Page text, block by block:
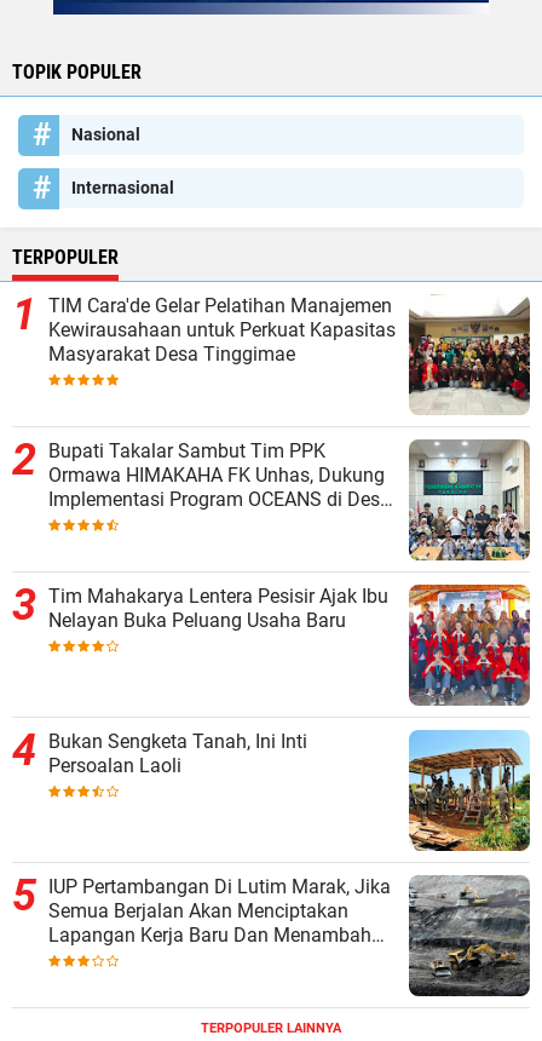
TOPIK POPULER
Nasional
Internasional
TERPOPULER
TIM Cara'de Gelar Pelatihan Manajemen
Kewirausahaan untuk Perkuat Kapasitas
Masyarakat Desa Tinggimae
Bupati Takalar Sambut Tim PPK
Ormawa HIMAKAHA FK Unhas, Dukung
Implementasi Program OCEANS di Desa
Popo
Tim Mahakarya Lentera Pesisir Ajak Ibu
Nelayan Buka Peluang Usaha Baru
Bukan Sengketa Tanah, Ini Inti
Persoalan Laoli
IUP Pertambangan Di Lutim Marak, Jika
Semua Berjalan Akan Menciptakan
Lapangan Kerja Baru Dan Menambah
Pendapatan Daerah
TERPOPULER LAINNYA